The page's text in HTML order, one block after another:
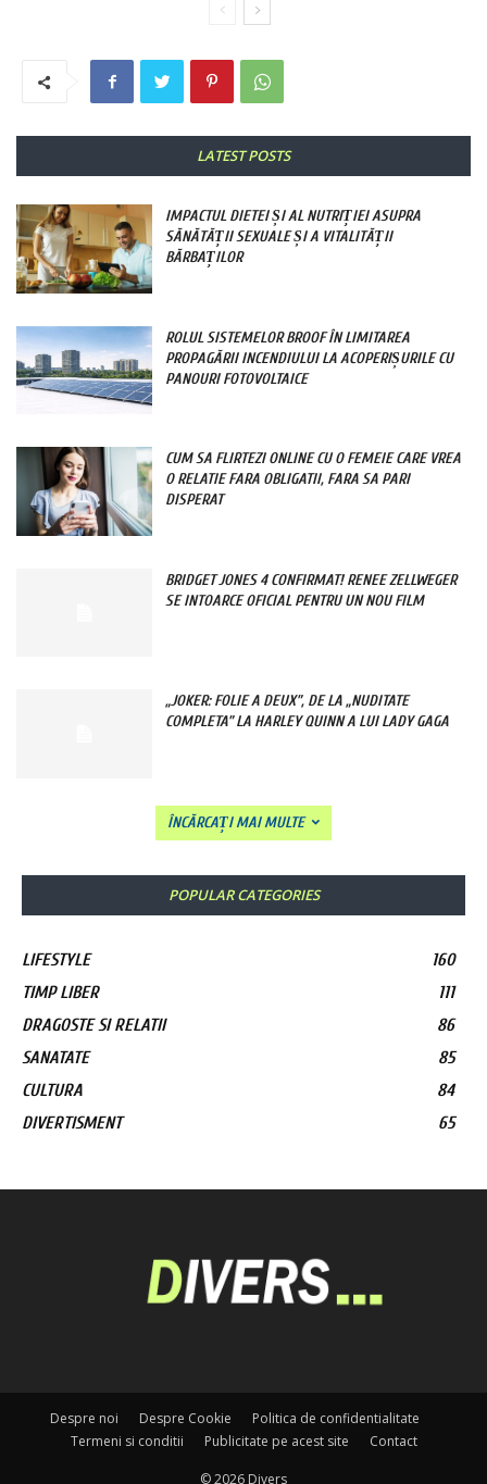
LATEST POSTS
IMPACTUL DIETEI ȘI AL NUTRIȚIEI ASUPRA
SĂNĂTĂȚII SEXUALE ȘI A VITALITĂȚII
BĂRBAȚILOR
ROLUL SISTEMELOR BROOF ÎN LIMITAREA
PROPAGĂRII INCENDIULUI LA ACOPERIȘURILE CU
PANOURI FOTOVOLTAICE
CUM SA FLIRTEZI ONLINE CU O FEMEIE CARE VREA
O RELATIE FARA OBLIGATII, FARA SA PARI
DISPERAT
BRIDGET JONES 4 CONFIRMAT! RENEE ZELLWEGER
SE INTOARCE OFICIAL PENTRU UN NOU FILM
„JOKER: FOLIE A DEUX”, DE LA „NUDITATE
COMPLETA” LA HARLEY QUINN A LUI LADY GAGA
ÎNCĂRCAȚI MAI MULTE
POPULAR CATEGORIES
LIFESTYLE
160
TIMP LIBER
111
DRAGOSTE SI RELATII
86
SANATATE
85
CULTURA
84
DIVERTISMENT
65
Despre noi Despre Cookie
Politica de confidentialitate
Termeni si conditii
Publicitate pe acest site Contact
© 2026 Divers